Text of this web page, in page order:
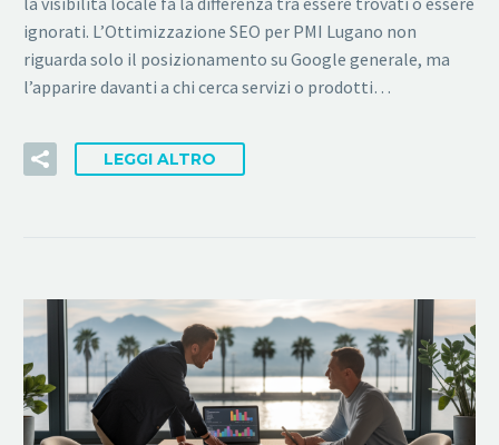
ignorati. L’Ottimizzazione SEO per PMI Lugano non
riguarda solo il posizionamento su Google generale, ma
l’apparire davanti a chi cerca servizi o prodotti…
LEGGI ALTRO